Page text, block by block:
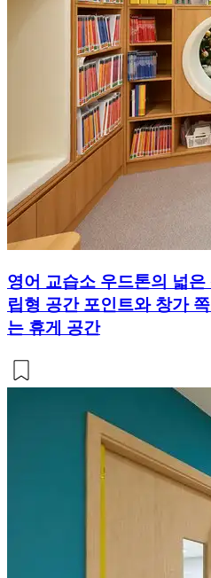
영어 교습소 우드톤의 넓
립형 공간 포인트와 창가
는 휴게 공간